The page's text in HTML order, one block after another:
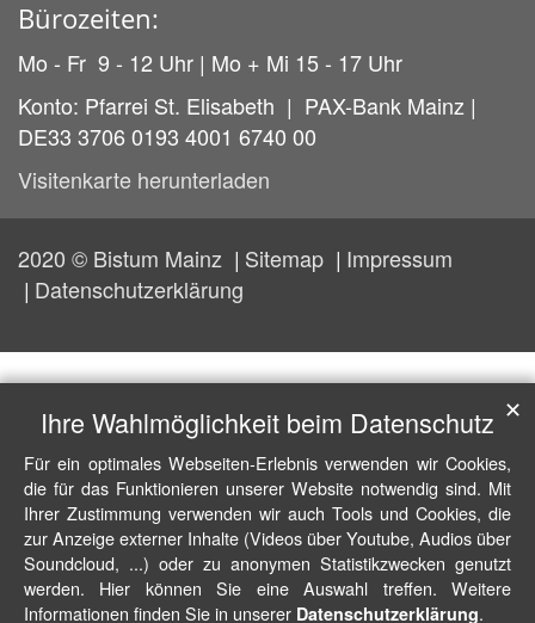
Bürozeiten:
Mo - Fr 9 - 12 Uhr | Mo + Mi 15 - 17 Uhr
Konto: Pfarrei St. Elisabeth | PAX-Bank Mainz |
DE33 3706 0193 4001 6740 00
Visitenkarte herunterladen
2020 © Bistum Mainz Sitemap
Impressum
Datenschutzerklärung
Ihre Wahlmöglichkeit beim Datenschutz
Für ein optimales Webseiten-Erlebnis verwenden wir Cookies,
die für das Funktionieren unserer Website notwendig sind. Mit
Ihrer Zustimmung verwenden wir auch Tools und Cookies, die
zur Anzeige externer Inhalte (Videos über Youtube, Audios über
Soundcloud, ...) oder zu anonymen Statistikzwecken genutzt
werden. Hier können Sie eine Auswahl treffen. Weitere
Informationen finden Sie in unserer Datenschutzerklärung.
✕